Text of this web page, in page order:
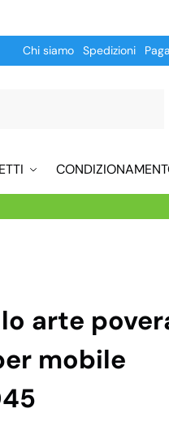
Chi siamo Spedizioni
arte
mobile